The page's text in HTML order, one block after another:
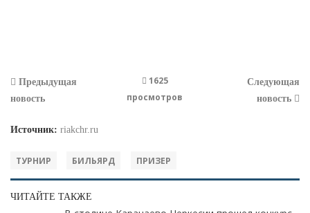
Предыдущая
новость
1625
просмотров
Следующая
новость
Источник: riakchr.ru
ТУРНИР БИЛЬЯРД ПРИЗЕР
ЧИТАЙТЕ ТАКЖЕ